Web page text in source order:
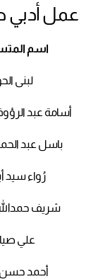
عمل أدبي
اسم
لبنى
أسامة عبد
باسل عبد
رُواء سيد
شريف
علي
أحمد حسن